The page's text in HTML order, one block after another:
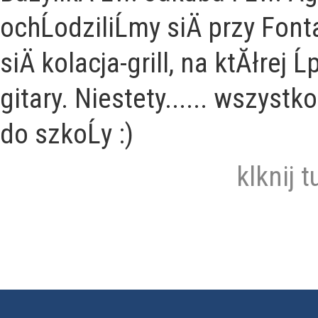
ochĹodziliĹmy siÄ przy
siÄ kolacja-grill, na ktĂłrej
gitary. Niestety...... wszystko
do szkoĹy :)
klknij